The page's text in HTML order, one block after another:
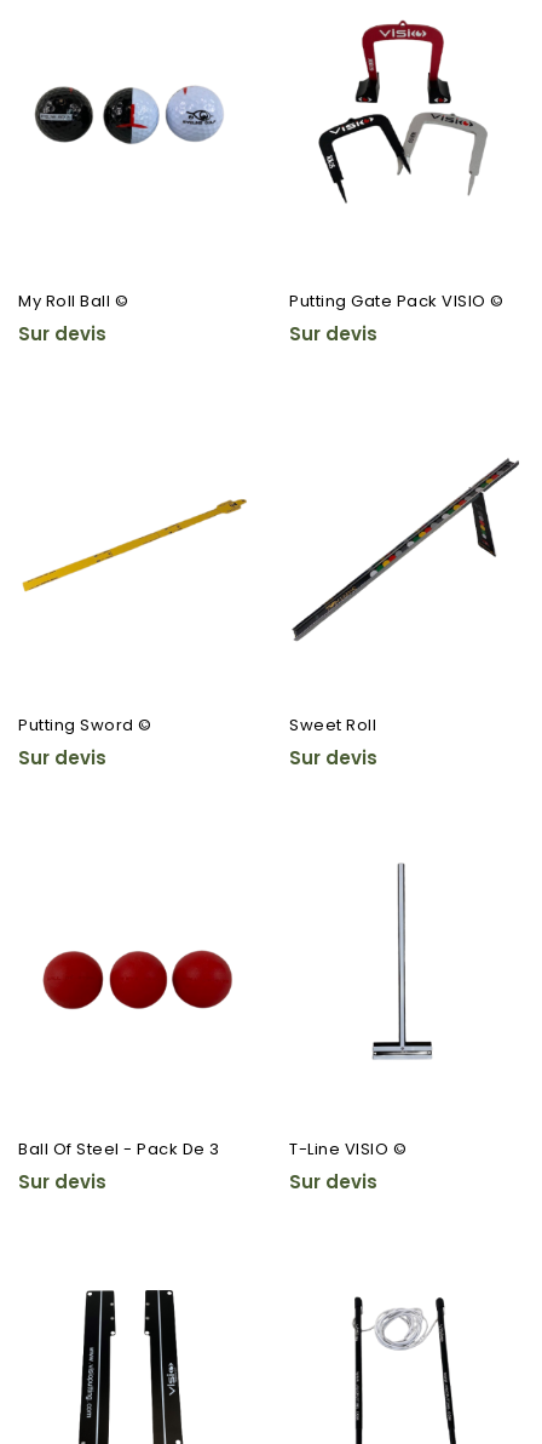
My Roll Ball ©
Sur devis
Putting Gate Pack VISIO ©
Sur devis
Putting Sword ©
Sur devis
Sweet Roll
Sur devis
Ball Of Steel - Pack De 3
Sur devis
T-Line VISIO ©
Sur devis